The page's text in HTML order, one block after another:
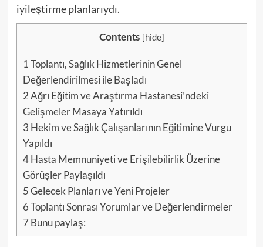
iyileştirme planlarıydı.
Contents [hide]
1Toplantı, Sağlık Hizmetlerinin Genel
Değerlendirilmesi ile Başladı
2Ağrı Eğitim ve Araştırma Hastanesi’ndeki
Gelişmeler Masaya Yatırıldı
3 Hekim ve Sağlık Çalışanlarının Eğitimine Vurgu
Yapıldı
4Hasta Memnuniyeti ve Erişilebilirlik Üzerine
Görüşler Paylaşıldı
5Gelecek Planları ve Yeni Projeler
6Toplantı Sonrası Yorumlar ve Değerlendirmeler
7Bunu paylaş: